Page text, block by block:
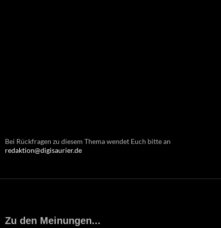
Bei Rückfragen zu diesem Thema wendet Euch bitte an
redaktion@digisaurier.de
Zu den Meinungen...